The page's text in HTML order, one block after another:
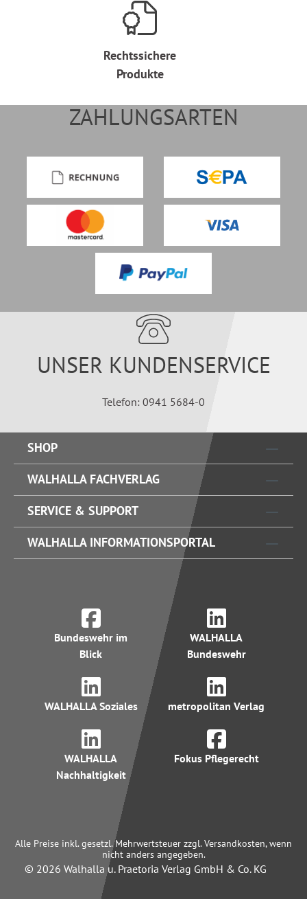
Rechtssichere
Produkte
ZAHLUNGSARTEN
UNSER KUNDENSERVICE
Telefon: 0941 5684-0
SHOP
WALHALLA FACHVERLAG
SERVICE & SUPPORT
WALHALLA INFORMATIONSPORTAL
Bundeswehr im
Blick
WALHALLA
Bundeswehr
WALHALLA Soziales metropolitan Verlag
WALHALLA
Nachhaltigkeit
Fokus Pflegerecht
Alle Preise inkl. gesetzl. Mehrwertsteuer zzgl. Versandkosten, wenn
nicht anders angegeben.
© 2026 Walhalla u. Praetoria Verlag GmbH & Co. KG